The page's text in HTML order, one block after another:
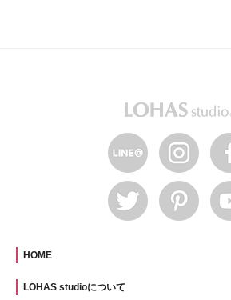
HOME
LOHAS studioについて